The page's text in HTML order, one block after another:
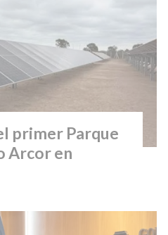
primer Parque
Arcor en